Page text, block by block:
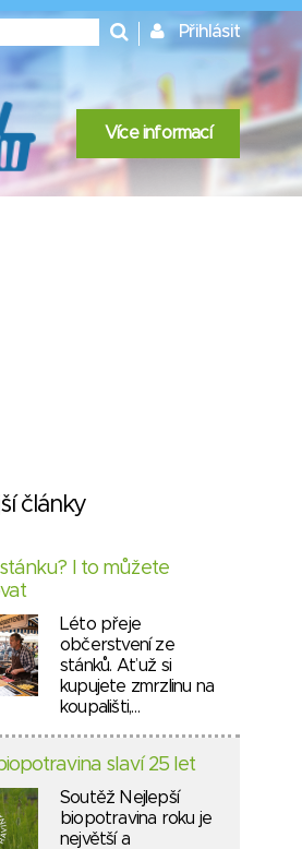
Přihlásit
Více informací
články
I to můžete
Léto přeje
občerstvení ze
stánků. Ať už si
kupujete zmrzlinu na
koupališti,…
slaví 25 let
Soutěž Nejlepší
biopotravina roku je
největší a